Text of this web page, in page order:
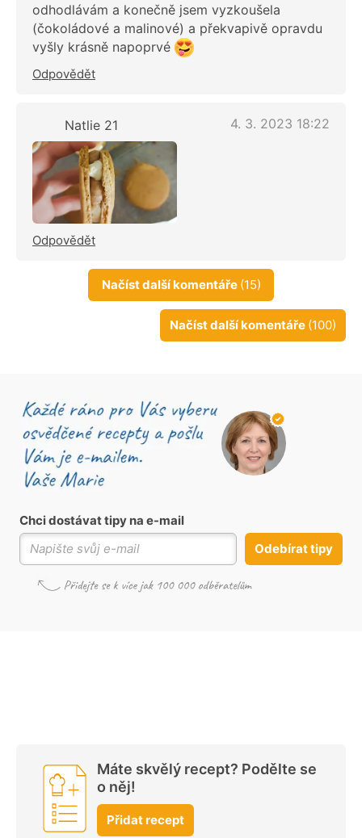
odhodlávám a konečně jsem vyzkoušela
(čokoládové a malinové) a překvapivě opravdu
vyšly krásně napoprvé
Odpovědět
Natlie 21 4. 3. 2023 18:22
Odpovědět
Načíst další komentáře (15)
Načíst další komentáře (100)
Chci dostávat tipy na e-mail
Odebírat tipy
Máte skvělý recept? Podělte se
o něj!
Přidat recept